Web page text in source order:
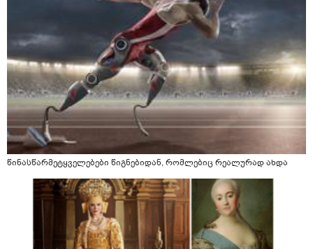
წინასწარმეტყველებები წიგნებიდან, რომლებიც რეალურად ახდა